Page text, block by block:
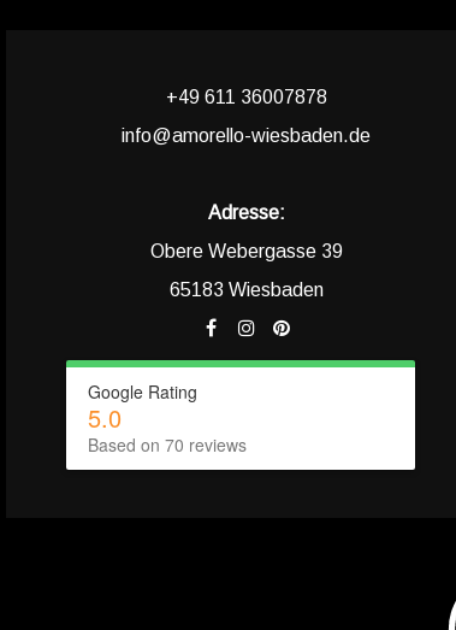
TRAURINGE
+49 611 36007878
info@amorello-wiesbaden.de
Adresse:
Obere Webergasse 39
65183 Wiesbaden
Google Rating
5.0
Based on 70 reviews